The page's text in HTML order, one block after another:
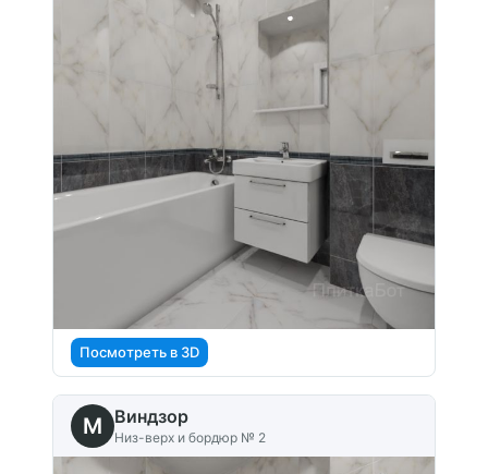
Посмотреть в 3D
M Виндзор
Низ-верх и бордюр № 2